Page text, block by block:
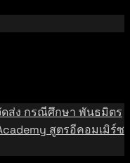
ส่ง กรณีศึกษา พันธมิตร
สูตรอีคอมเมิร์ซ